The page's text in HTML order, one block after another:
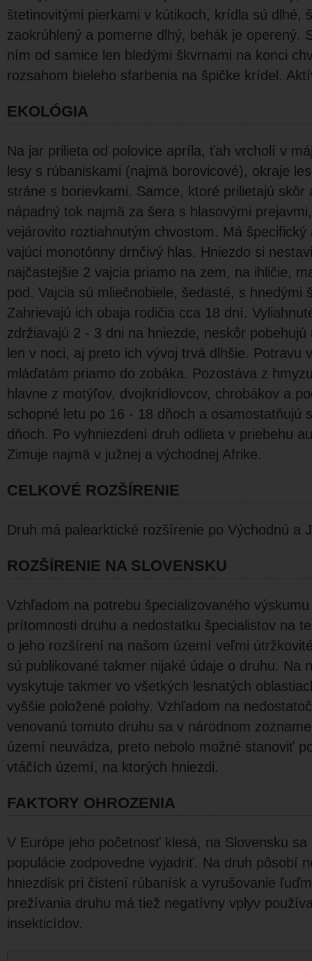
štetinovitými pierkami v kútikoch, krídla sú dlhé,
zaokrúhlený a pomerne dlhý, behák je operený.
ním od samice len bledými škvrnami na konci
rozsahom bieleho sfarbenia na špičke krídel.
EKOLÓGIA
Na jar prilieta od polovice apríla, ťah vrcholí v
lesy s rúbaniskami (najmä borovicové), okraje
stráne s borievkami. Samce, ktoré prilietajú skôr
nápadný tok najmä za šera s hlasovými
vejárovito roztiahnu­tým chvostom. Má
vajúci monotónny drnčivý hlas. Hniezdo si
najčastejšie 2 vajcia priamo na zem, na ihličie,
pod. Vajcia sú mliečnobiele, šedasté, s hnedými
Zahrievajú ich obaja rodičia cca 18 dní.
zdržiavajú 2 - 3 dni na hniezde, neskôr
len v noci, aj preto ich vývoj trvá dlhšie. Potravu
mláďatám priamo do zobáka. Pozostáva z
hlavne z motýľov, dvojkrídlovcov, chro­bákov a
schopné letu po 16 - 18 dňoch a osamostatňujú
dňoch. Po vyhniezdení druh odlieta v priebehu
Zimuje najmä v južnej a východnej Afrike.
CELKOVÉ ROZŠÍRENIE
Druh má palearktické rozšírenie po Východnú a
ROZŠÍRENIE NA SLOVENSKU
Vzhľadom na potrebu špe­cializovaného
prítomnosti druhu a nedostatku špecialistov na
o jeho rozšírení na našom území veľmi
sú publikované takmer nijaké údaje o druhu. Na
vyskytuje takmer vo všetkých lesnatých
vyššie položené polohy. Vzhľadom na
venovanú tomuto druhu sa v národnom
území neuvádza, preto nebolo možné stanoviť
vtáčích území, na ktorých hniezdi.
FAKTORY OHROZENIA
V Európe jeho početnosť klesá, na Slovensku sa
populácie zod­povedne vyjadriť. Na druh pôsobí
hniezdisk pri čistení rúbanísk a vyrušovanie
prežívania druhu má tiež negatívny vplyv
insekticídov.